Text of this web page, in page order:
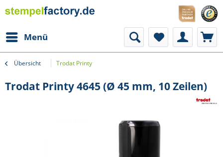
Menü
Übersicht Trodat Printy
Trodat Printy 4645 (Ø 45 mm, 10 Zeilen)